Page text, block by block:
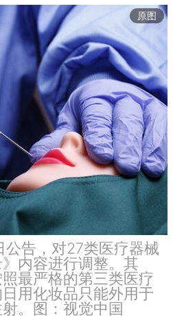
原图
告，对27类医疗器械
内容进行调整。其
最严格的第三类医疗
用化妆品只能外用于
。图：视觉中国